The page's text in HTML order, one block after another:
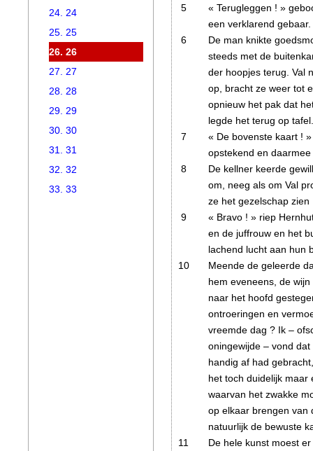
5
« Terugleggen ! »
een verklarend
6
De man knikte
steeds met de
der hoopjes terug. Val
op, bracht ze weer tot
opnieuw het pak dat
legde het terug op
7
« De bovenste kaart !
opstekend en
8
De kellner keerde
om, neeg als om Val
ze het gezelschap
9
« Bravo ! » riep
en de juffrouw en het
lachend lucht aan hun
10
Meende de geleerde
hem eveneens, de
naar het hoofd
ontroeringen en
vreemde dag ? Ik –
oningewijde – vond
handig af had
het toch duidelijk maar
waarvan het zwakke
op elkaar brengen van
natuurlijk de bewuste
11
De hele kunst moest
24. 24
25. 25
26. 26
27. 27
28. 28
29. 29
30. 30
31. 31
32. 32
33. 33